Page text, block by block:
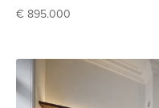
€ 895.000